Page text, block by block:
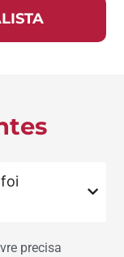
precisa